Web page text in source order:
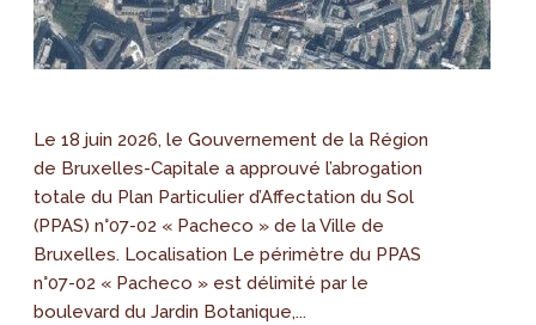
Le 18 juin 2026, le Gouvernement de la Région
de Bruxelles-Capitale a approuvé l’abrogation
totale du Plan Particulier d’Affectation du Sol
(PPAS) n°07-02 « Pacheco » de la Ville de
Bruxelles. Localisation Le périmètre du PPAS
n°07-02 « Pacheco » est délimité par le
boulevard du Jardin Botanique,...